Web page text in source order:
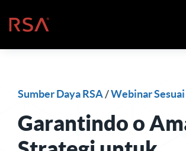
Beranda
Sumber Daya RSA/Webinar
Garantindo o